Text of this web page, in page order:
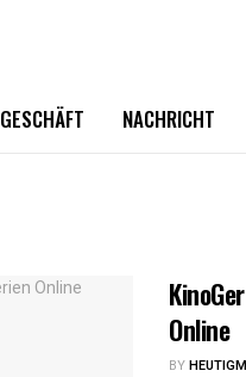
GESCHÄFT NACHRICHT
Online
BY